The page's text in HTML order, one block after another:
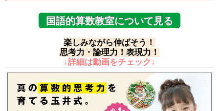
国語的算数教室について見る
楽しみながら伸ばそう！
思考力・論理力！表現力！
↓詳細は動画をチェック↓